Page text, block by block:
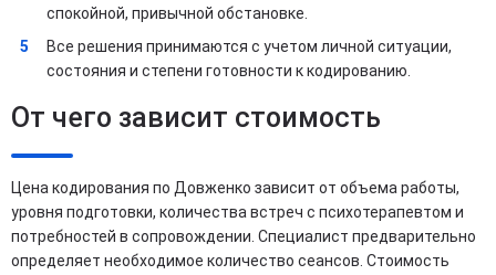
спокойной, привычной обстановке.
Все решения принимаются с учетом личной ситуации,
состояния и степени готовности к кодированию.
От чего зависит стоимость
Цена кодирования по Довженко зависит от объема работы,
уровня подготовки, количества встреч с психотерапевтом и
потребностей в сопровождении. Специалист предварительно
определяет необходимое количество сеансов. Стоимость